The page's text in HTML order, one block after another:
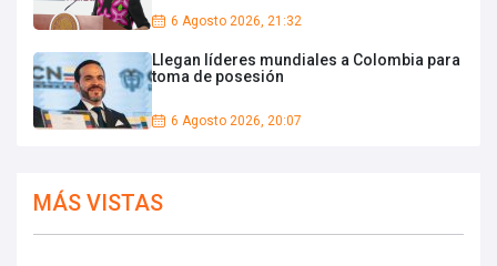
6 Agosto 2026, 21:32
Llegan líderes mundiales a Colombia para
toma de posesión
6 Agosto 2026, 20:07
MÁS VISTAS